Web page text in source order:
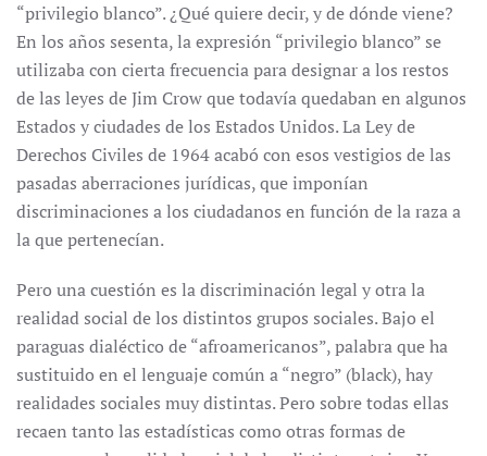
“privilegio blanco”. ¿Qué quiere decir, y de dónde viene?
En los años sesenta, la expresión “privilegio blanco” se
utilizaba con cierta frecuencia para designar a los restos
de las leyes de Jim Crow que todavía quedaban en algunos
Estados y ciudades de los Estados Unidos. La Ley de
Derechos Civiles de 1964 acabó con esos vestigios de las
pasadas aberraciones jurídicas, que imponían
discriminaciones a los ciudadanos en función de la raza a
la que pertenecían.
Pero una cuestión es la discriminación legal y otra la
realidad social de los distintos grupos sociales. Bajo el
paraguas dialéctico de “afroamericanos”, palabra que ha
sustituido en el lenguaje común a “negro” (black), hay
realidades sociales muy distintas. Pero sobre todas ellas
recaen tanto las estadísticas como otras formas de